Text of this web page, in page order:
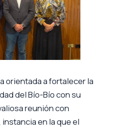
orientada a fortalecer la
del Bío-Bío con su
reunión con
en la que el